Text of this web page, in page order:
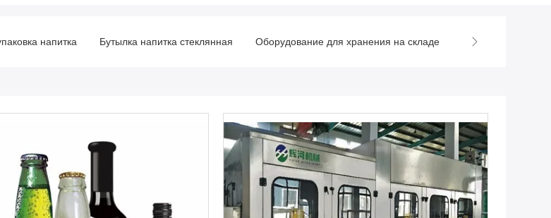
напитка Бутылка напитка стеклянная Оборудование для хранения на складе Машина для